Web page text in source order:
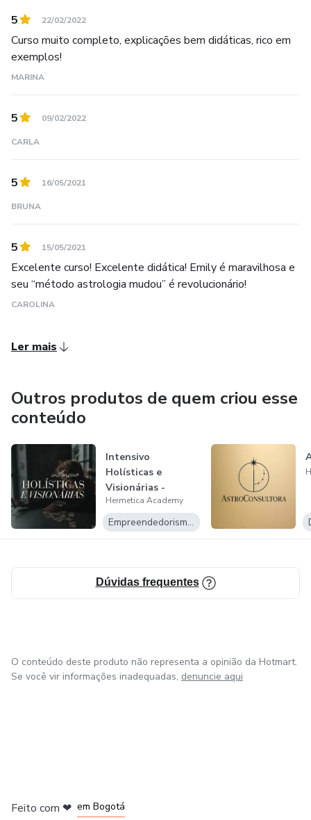
5 22/02/2022
Curso muito completo, explicações bem didáticas, rico em
exemplos!
MARINA
5 09/02/2022
CARLA
5 16/05/2021
BRUNA
5 15/05/2021
Excelente curso! Excelente didática! Emily é maravilhosa e
seu “método astrologia mudou” é revolucionário!
CAROLINA
Ler mais
Outros produtos de quem criou esse
conteúdo
Intensivo
Holísticas e
Visionárias -
comunicação e
venda no...
Hermetica Academy
Empreendedorismo Digital
Dúvidas frequentes
O conteúdo deste produto não representa a opinião da Hotmart.
Se você vir informações inadequadas, denuncie aqui
Feito com ❤ em Bogotá